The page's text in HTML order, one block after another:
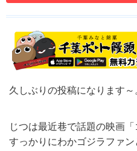
久しぶりの投稿になります～
じつは最近巷で話題の映画
すっかりにわかゴジラファ